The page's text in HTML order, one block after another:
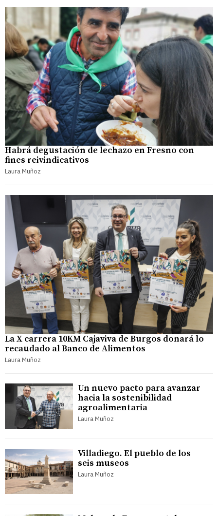
Habrá degustación de lechazo en Fresno con
fines reivindicativos
Laura Muñoz
La X carrera 10KM Cajaviva de Burgos donará lo
recaudado al Banco de Alimentos
Laura Muñoz
Un nuevo pacto para avanzar
hacia la sostenibilidad
agroalimentaria
Laura Muñoz
Villadiego. El pueblo de los
seis museos
Laura Muñoz